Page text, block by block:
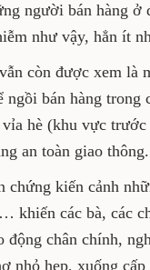
người bán hàng ở
như vậy, hẳn ít
còn được xem là
ngồi bán hàng
vỉa hè (khu vực
an toàn giao thông.
chứng kiến cảnh
khiến các bà, các
động chân chính,
nhỏ hẹp, xuống